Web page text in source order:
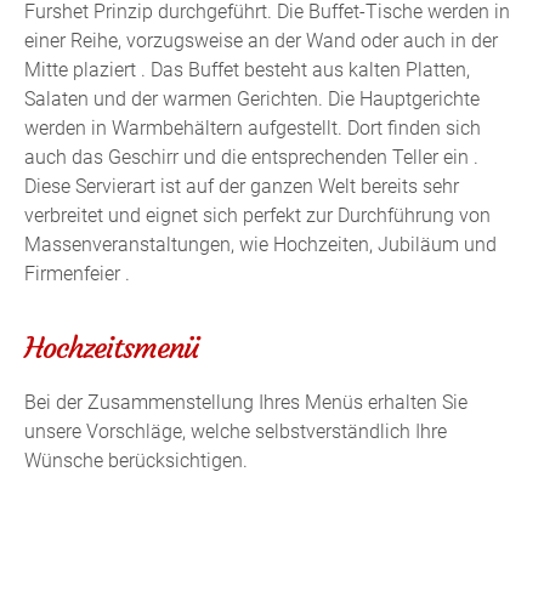
Furshet Prinzip durchgeführt. Die Buffet-Tische werden in
einer Reihe, vorzugsweise an der Wand oder auch in der
Mitte plaziert . Das Buffet besteht aus kalten Platten,
Salaten und der warmen Gerichten. Die Hauptgerichte
werden in Warmbehältern aufgestellt. Dort finden sich
auch das Geschirr und die entsprechenden Teller ein .
Diese Servierart ist auf der ganzen Welt bereits sehr
verbreitet und eignet sich perfekt zur Durchführung von
Massenveranstaltungen, wie Hochzeiten, Jubiläum und
Firmenfeier .
Hochzeitsmenü
Bei der Zusammenstellung Ihres Menüs erhalten Sie
unsere Vorschläge, welche selbstverständlich Ihre
Wünsche berücksichtigen.